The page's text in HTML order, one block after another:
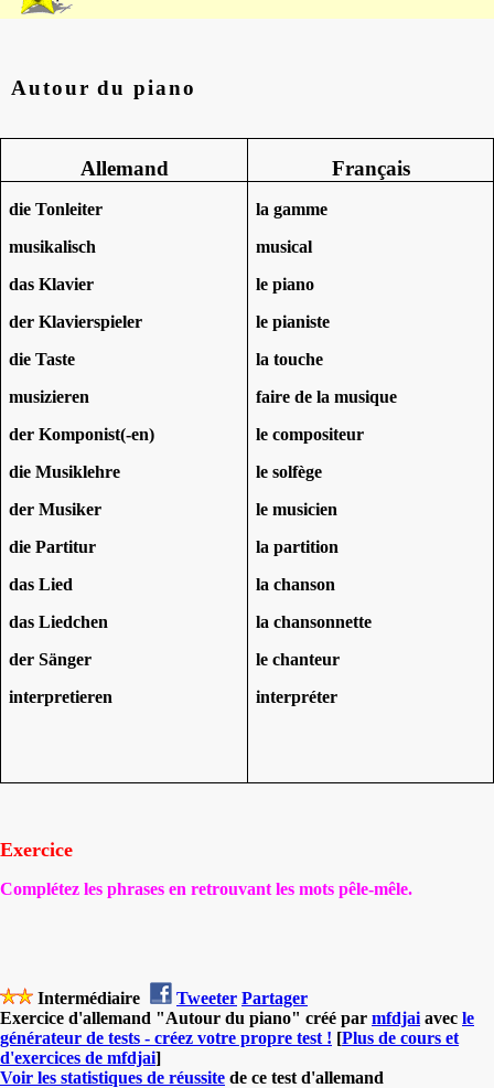
Autour du piano
Allemand Français
die Tonleiter
musikalisch
das Klavier
der Klavierspieler
die Taste
musizieren
der Komponist(-en)
die Musiklehre
der Musiker
die Partitur
das Lied
das Liedchen
der Sänger
interpretieren
la gamme
musical
le piano
le pianiste
la touche
faire de la musique
le compositeur
le solfège
le musicien
la partition
la chanson
la chansonnette
le chanteur
interpréter
Exercice
Complétez les phrases en retrouvant les mots pêle-mêle.
Intermédiaire Tweeter Partager
Exercice d'allemand "Autour du piano" créé par mfdjai avec le
générateur de tests - créez votre propre test ! [Plus de cours et
d'exercices de mfdjai]
Voir les statistiques de réussite de ce test d'allemand